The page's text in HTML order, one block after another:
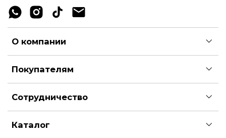
О компании
Покупателям
Сотрудничество
Каталог